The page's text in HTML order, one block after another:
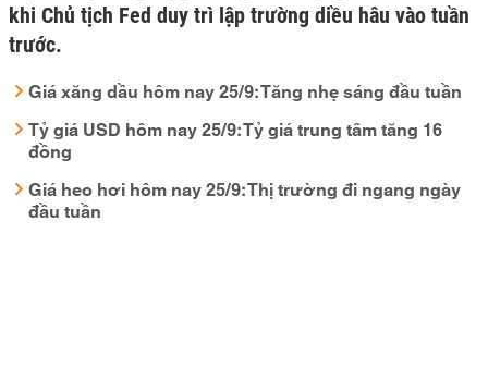
khi Chủ tịch Fed duy trì lập trường diều hâu vào tuần
trước.
Giá xăng dầu hôm nay 25/9: Tăng nhẹ sáng đầu tuần
Tỷ giá USD hôm nay 25/9: Tỷ giá trung tâm tăng 16
đồng
Giá heo hơi hôm nay 25/9: Thị trường đi ngang ngày
đầu tuần